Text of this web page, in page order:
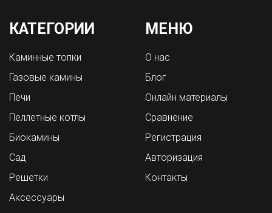
КАТЕГОРИИ
Каминные топки
Газовые камины
Печи
Пеллетные котлы
Биокамины
Сад
Решетки
Аксессуары
МЕНЮ
О нас
Блог
Онлайн материалы
Сравнение
Регистрация
Авторизация
Контакты